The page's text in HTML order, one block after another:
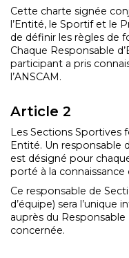
Cette charte signée
l’Entité, le Sportif et le
de définir les règles de
Chaque Responsable
participant a pris
l’ANSCAM.
Article 2
Les Sections Sportives
Entité. Un responsable
est désigné pour
porté à la connaissance
Ce responsable de
d’équipe) sera
auprès du Responsable
concernée.